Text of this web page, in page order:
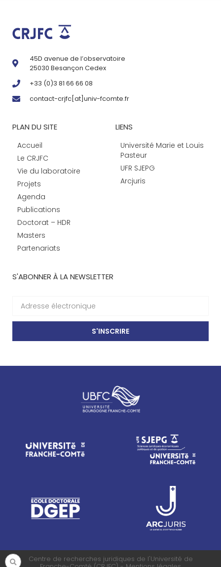
45D avenue de l’observatoire
25030 Besançon Cedex
+33 (0)3 81 66 66 08
contact-crjfc[at]univ-fcomte.fr
PLAN DU SITE
Accueil
Le CRJFC
Vie du laboratoire
Projets
Agenda
Publications
Doctorat – HDR
Masters
Partenariats
LIENS
Université Marie et Louis
Pasteur
UFR SJEPG
Arcjuris
S'ABONNER À LA NEWSLETTER
S'INSCRIRE
Centre de recherches juridiques de l'Université de